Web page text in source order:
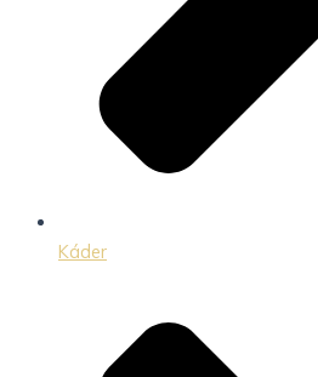
Káder